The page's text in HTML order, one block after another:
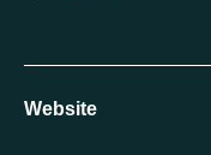
Website